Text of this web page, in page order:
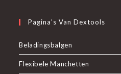
Pagina’s Van Dextools
Beladingsbalgen
Flexibele Manchetten